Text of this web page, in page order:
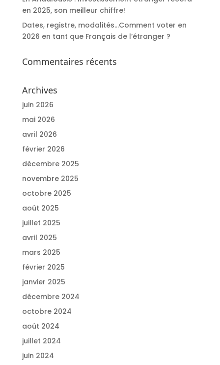
en 2025, son meilleur chiffre!
Dates, registre, modalités…Comment voter en
2026 en tant que Français de l’étranger ?
Commentaires récents
Archives
juin 2026
mai 2026
avril 2026
février 2026
décembre 2025
novembre 2025
octobre 2025
août 2025
juillet 2025
avril 2025
mars 2025
février 2025
janvier 2025
décembre 2024
octobre 2024
août 2024
juillet 2024
juin 2024